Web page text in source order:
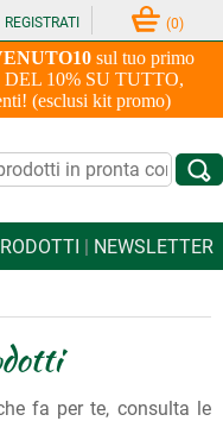
sul tuo primo
10% SU TUTTO,
(esclusi kit promo)
REGISTRATI (0)
| NEWSLETTER
fa per te, consulta le